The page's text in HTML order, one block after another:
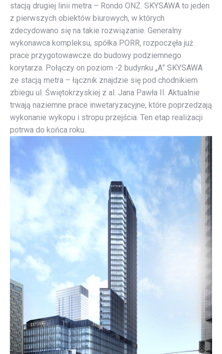
stacją drugiej linii metra – Rondo ONZ. SKYSAWA to jeden
z pierwszych obiektów biurowych, w których
zdecydowano się na takie rozwiązanie. Generalny
wykonawca kompleksu, spółka PORR, rozpoczęła już
prace przygotowawcze do budowy podziemnego
korytarza. Połączy on poziom -2 budynku „A” SKYSAWA
ze stacją metra – łącznik znajdzie się pod chodnikiem
zbiegu ul. Świętokrzyskiej z al. Jana Pawła II. Aktualnie
trwają naziemne prace inwetaryzacyjne, które poprzedzają
wykonanie wykopu i stropu przejścia. Ten etap realizacji
potrwa do końca roku.